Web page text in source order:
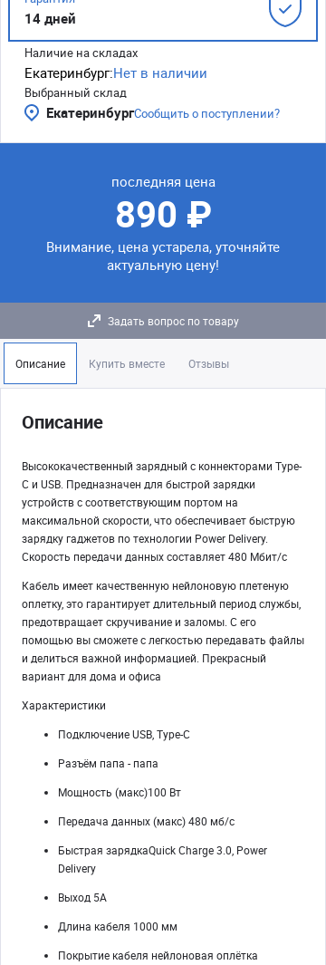
14 дней
Наличие на складах
Екатеринбург:Нет в наличии
Выбранный склад
ЕкатеринбургСообщить о поступлении?
последняя цена
890 ₽
Внимание, цена устарела, уточняйте
актуальную цену!
Задать вопрос по товару
Описание Купить вместе Отзывы
Описание
Высококачественный зарядный с коннекторами Type-
C и USB. Предназначен для быстрой зарядки
устройств с соответствующим портом на
максимальной скорости, что обеспечивает быструю
зарядку гаджетов по технологии Power Delivery.
Скорость передачи данных составляет 480 Мбит/с
Кабель имеет качественную нейлоновую плетеную
оплетку, это гарантирует длительный период службы,
предотвращает скручивание и заломы. С его
помощью вы сможете с легкостью передавать файлы
и делиться важной информацией. Прекрасный
вариант для дома и офиса
Характеристики
Подключение USB, Type-C
Разъём папа - папа
Мощность (макс)100 Вт
Передача данных (макс) 480 мб/с
Быстрая зарядкаQuick Charge 3.0, Power
Delivery
Выход 5А
Длина кабеля 1000 мм
Покрытие кабеля нейлоновая оплётка